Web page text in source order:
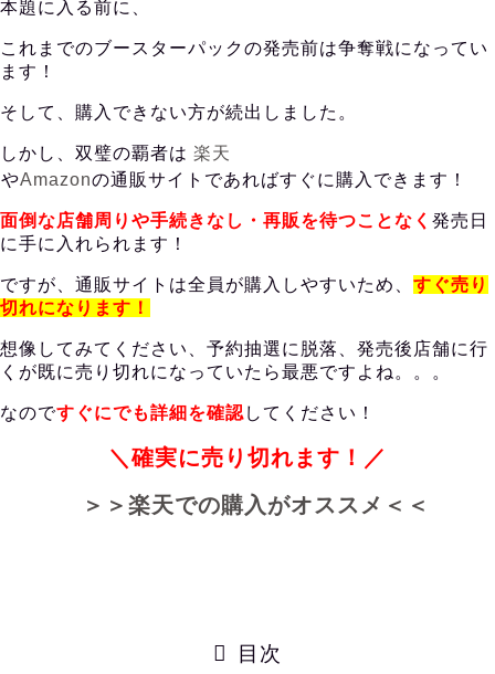
本題に入る前に、
これまでのブースターパックの発売前は争奪戦になってい
ます！
そして、購入できない方が続出しました。
しかし、双璧の覇者は 楽天
やAmazonの通販サイトであればすぐに購入できます！
面倒な店舗周りや手続きなし・再販を待つことなく 発売日
に手に入れられます！
ですが、通販サイトは全員が購入しやすいため、 すぐ売り
切れになります！
想像してみてください、予約抽選に脱落、発売後店舗に行
くが既に売り切れになっていたら最悪ですよね。。。
なのですぐにでも詳細を確認 してください！
＼確実に売り切れます！／
＞＞楽天での購入がオススメ＜＜
目次